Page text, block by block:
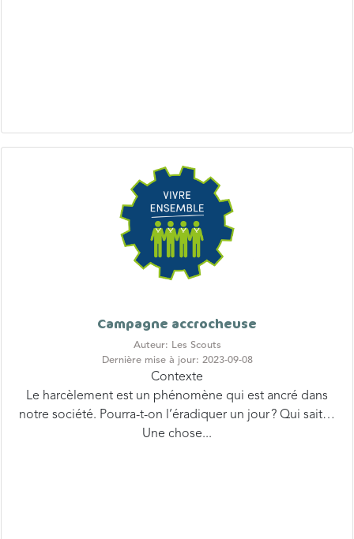
Auteur: Les Scouts
Dernière mise à jour: 2023-09-08
Contexte
Le harcèlement est un phénomène qui est ancré dans
notre société. Pourra-t-on l’éradiquer un jour ? Qui sait…
Une chose...